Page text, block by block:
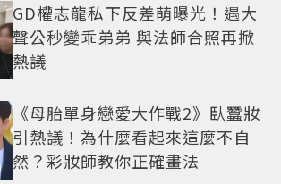
GD權志龍私下反差萌曝光！遇大
聲公秒變乖弟弟 與法師合照再掀
熱議
《母胎單身戀愛大作戰2》臥蠶妝
引熱議！為什麼看起來這麼不自
然？彩妝師教你正確畫法